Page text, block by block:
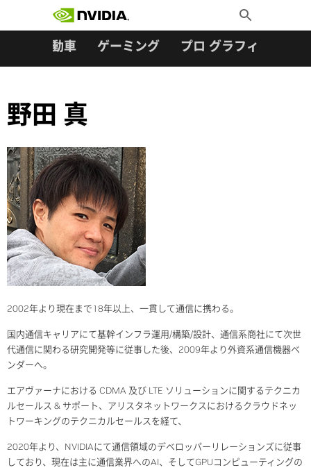
Toggle
Search
自動車 ゲーミング プロ グラフィックス
野田 真
2002年より現在まで18年以上、一貫して通信に携わる。
国内通信キャリアにて基幹インフラ運用/構築/設計、通信系商社にて次世
代通信に関わる研究開発等に従事した後、2009年より外資系通信機器ベ
ンダーへ。
エアヴァーナにおける CDMA 及び LTE ソリューションに関するテクニカ
ルセールス & サポート、アリスタネットワークスにおけるクラウドネッ
トワーキングのテクニカルセールスを経て、
2020年より、NVIDIAにて通信領域のデベロッパーリレーションズに従事
しており、現在は主に通信業界へのAI、そしてGPUコンピューティングの